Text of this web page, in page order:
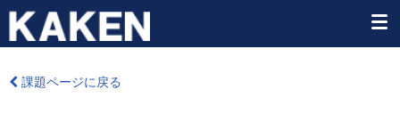
課題ページに戻る